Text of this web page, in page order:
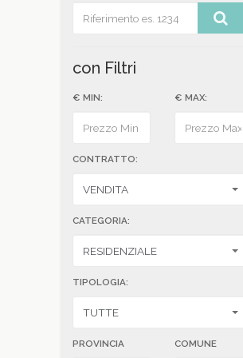
con Filtri
€ MIN: € MAX:
CONTRATTO:
CATEGORIA:
TIPOLOGIA:
PROVINCIA COMUNE